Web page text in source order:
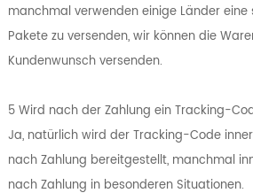
manchmal verwenden einige Länder eine
Pakete zu versenden, wir können die
Kundenwunsch versenden.
5 Wird nach der Zahlung ein Tracking-
Ja, natürlich wird der Tracking-Code
nach Zahlung bereitgestellt, manchmal
nach Zahlung in besonderen Situationen.